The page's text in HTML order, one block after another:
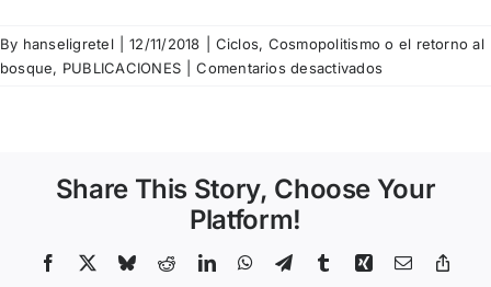
By hanseligretel 12/11/2018 Ciclos, Cosmopolitismo o el retorno al
bosque, PUBLICACIONES Comentarios desactivadosen
L’oferta
hotels
Share This Story, Choose Your
Platform!
Facebook BlueskyRedditLinkedInWhatsApp
TelegramTumblrXing Email